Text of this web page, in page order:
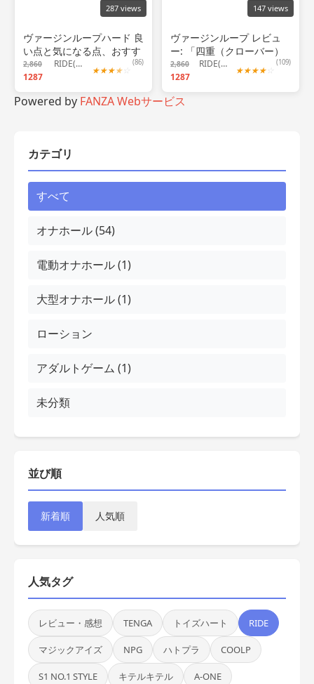
287 views
ヴァージンループハード 良
い点と気になる点、おすす
め出来る人について！
2,860
1287
RIDE(ライド)
★★★★ ☆
(86)
147 views
ヴァージンループ レビュ
ー: 「四重（クローバー）
螺旋」でゾリゾリ沼に落と
す名作オナホ
2,860
1287
RIDE(ライド)
★★★★ ☆
(109)
Powered by FANZA Webサービス
カテゴリ
すべて
オナホール (54)
電動オナホール (1)
大型オナホール (1)
ローション
アダルトゲーム (1)
未分類
並び順
新着順 人気順
人気タグ
レビュー・感想 TENGA トイズハート RIDE
マジックアイズ NPG ハトプラ COOLP
S1 NO.1 STYLE キテルキテル A-ONE